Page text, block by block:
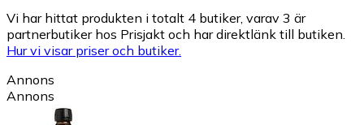
Vi har hittat produkten i totalt 4 butiker, varav 3 är
partnerbutiker hos Prisjakt och har direktlänk till butiken.
Hur vi visar priser och butiker.
Annons
Annons